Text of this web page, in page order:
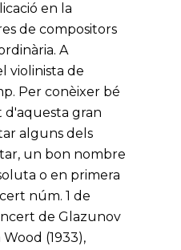
en la
de compositors
A
violinista de
Per conèixer bé
d'aquesta gran
alguns dels
un bon nombre
o en primera
núm. 1 de
de Glazunov
(1933),